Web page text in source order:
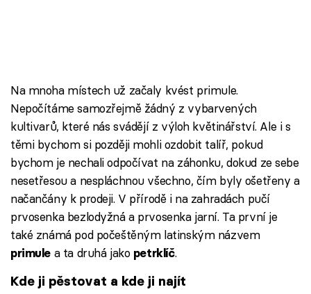
Na mnoha místech už začaly kvést primule.
Nepočítáme samozřejmě žádný z vybarvených
kultivarů, které nás svádějí z výloh květinářství. Ale i s
těmi bychom si později mohli ozdobit talíř, pokud
bychom je nechali odpočívat na záhonku, dokud ze sebe
nesetřesou a nespláchnou všechno, čím byly ošetřeny a
načančány k prodeji. V přírodě i na zahradách pučí
prvosenka bezlodyžná a prvosenka jarní. Ta první je
také známá pod počeštěným latinským názvem
primule a ta druhá jako petrklíč.
Kde ji pěstovat a kde ji najít